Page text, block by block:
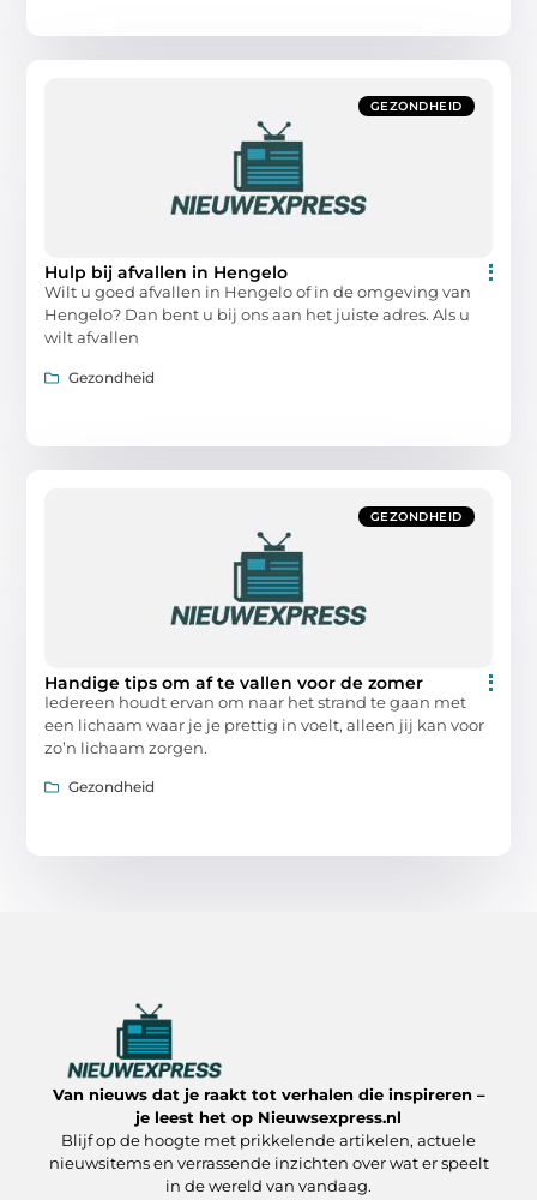
GEZONDHEID
Hulp bij afvallen in Hengelo
Wilt u goed afvallen in Hengelo of in de omgeving van
Hengelo? Dan bent u bij ons aan het juiste adres. Als u
wilt afvallen
Gezondheid
GEZONDHEID
Handige tips om af te vallen voor de zomer
Iedereen houdt ervan om naar het strand te gaan met
een lichaam waar je je prettig in voelt, alleen jij kan voor
zo’n lichaam zorgen.
Gezondheid
Van nieuws dat je raakt tot verhalen die inspireren –
je leest het op Nieuwsexpress.nl
Blijf op de hoogte met prikkelende artikelen, actuele
nieuwsitems en verrassende inzichten over wat er speelt
in de wereld van vandaag.